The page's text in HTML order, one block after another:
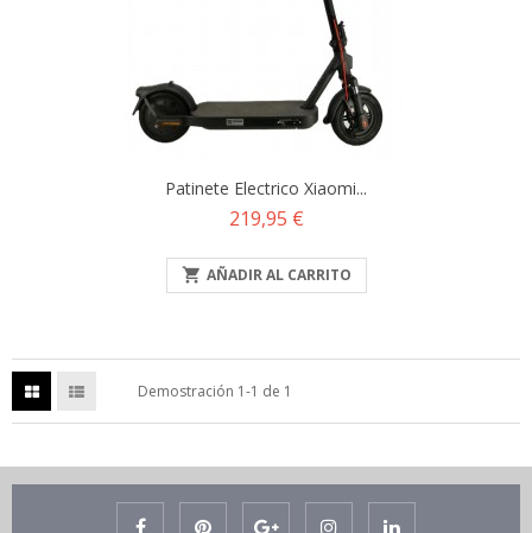
Patinete Electrico Xiaomi...
Precio
219,95 €
 AÑADIR AL CARRITO
Demostración 1-1 de 1